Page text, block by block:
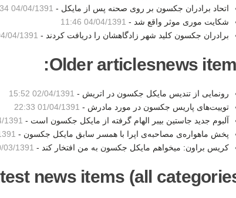
اتحاد برادران جکسون بر روی صحنه پس از مایکل - 04/04/1391 12:34
شکایت موری موثر واقع شد - 04/04/1391 11:46
برادران جکسون کلید شهر زادگاهشان را دریافت کردند - 04/1391 11:31
Older articlesnews
رونمایی از تندیس مایکل جکسون در اتریش - 02/04/1391 15:52
توییت‌های پاریس جکسون در مورد مادرش - 01/04/1391 22:33
آلبوم جدید جاستین بیبر الهام گرفته از مایکل جکسون است - 14:55
پخش ماهواره‌ی مصاحبه‌ی اپرا با همسر سابق مایکل جکسون -
کریس براون: میخواهم مایکل جکسون به من افتخار کند - 1391 21:18
news items (all